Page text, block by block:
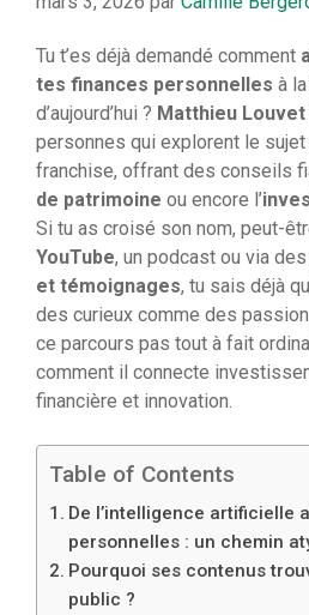
Tu t’es déjà demandé comment
tes finances personnelles à
d’aujourd’hui ? Matthieu Louvet
personnes qui explorent le
franchise, offrant des conseils
de patrimoine ou encore l’
Si tu as croisé son nom, peut-
YouTube, un podcast ou via des
et témoignages, tu sais déjà
des curieux comme des
ce parcours pas tout à fait
comment il connecte
financière et innovation.
Table of Contents
De l’intelligence artificielle
personnelles : un chemin
Pourquoi ses contenus
public ?